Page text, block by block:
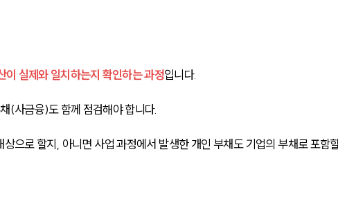
이 실제와 일치하는지 확인하는 과정입니다.
(사금융)도 함께 점검해야 합니다.
으로 할지, 아니면 사업 과정에서 발생한 개인 부채도 기업의 부채로 포함